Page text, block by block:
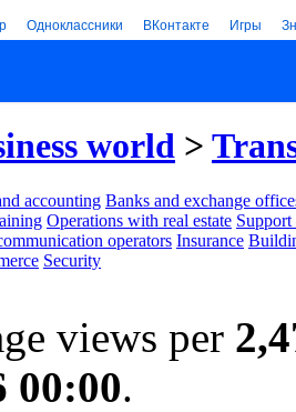
Одноклассники ВКонтакте Игры
world >
accounting Banks and exchange
Operations with real estate Support
operators Insurance
Security
views per
00:00.